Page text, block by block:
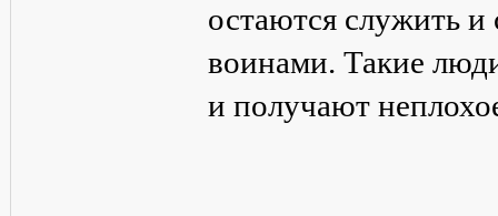
остаются служить
воинами. Такие
и получают